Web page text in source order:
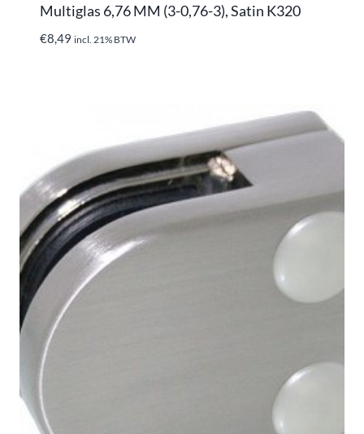
Multiglas 6,76 MM (3-0,76-3), Satin K320
€8,49 incl. 21% BTW